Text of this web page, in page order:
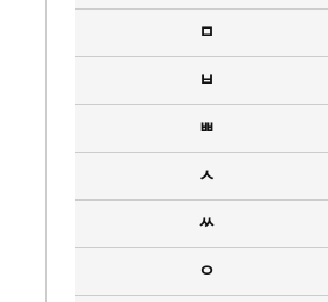
ㅁ
ㅂ
ㅃ
ㅅ
ㅆ
ㅇ